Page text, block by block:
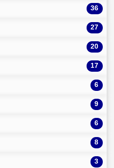
36
27
20
17
6
9
6
8
3